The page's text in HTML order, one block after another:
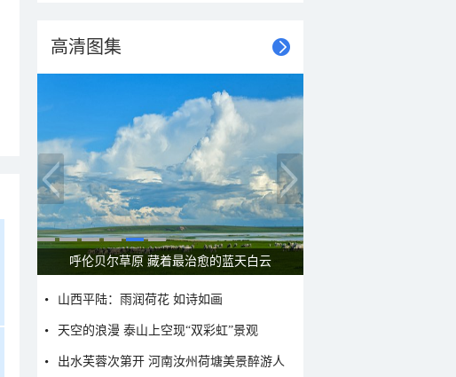
高清图集
一组图感受水中消暑快乐瞬间
山西平陆：雨润荷花 如诗如画
天空的浪漫 泰山上空现“双彩虹”景观
出水芙蓉次第开 河南汝州荷塘美景醉游人